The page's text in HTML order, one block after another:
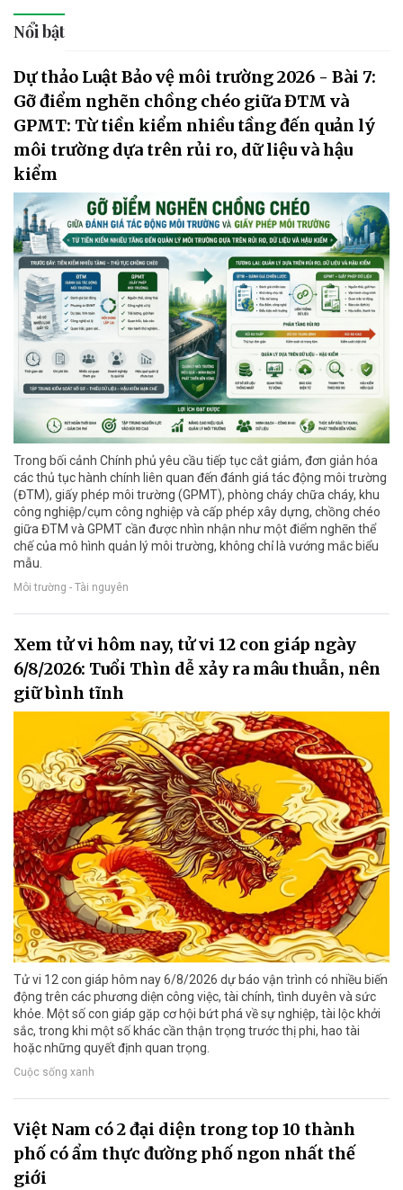
Nổi bật
Dự thảo Luật Bảo vệ môi trường 2026 - Bài 7:
Gỡ điểm nghẽn chồng chéo giữa ĐTM và
GPMT: Từ tiền kiểm nhiều tầng đến quản lý
môi trường dựa trên rủi ro, dữ liệu và hậu
kiểm
Trong bối cảnh Chính phủ yêu cầu tiếp tục cắt giảm, đơn giản hóa
các thủ tục hành chính liên quan đến đánh giá tác động môi trường
(ĐTM), giấy phép môi trường (GPMT), phòng cháy chữa cháy, khu
công nghiệp/cụm công nghiệp và cấp phép xây dựng, chồng chéo
giữa ĐTM và GPMT cần được nhìn nhận như một điểm nghẽn thể
chế của mô hình quản lý môi trường, không chỉ là vướng mắc biểu
mẫu.
Môi trường - Tài nguyên
Xem tử vi hôm nay, tử vi 12 con giáp ngày
6/8/2026: Tuổi Thìn dễ xảy ra mâu thuẫn, nên
giữ bình tĩnh
Tử vi 12 con giáp hôm nay 6/8/2026 dự báo vận trình có nhiều biến
động trên các phương diện công việc, tài chính, tình duyên và sức
khỏe. Một số con giáp gặp cơ hội bứt phá về sự nghiệp, tài lộc khởi
sắc, trong khi một số khác cần thận trọng trước thị phi, hao tài
hoặc những quyết định quan trọng.
Cuộc sống xanh
Việt Nam có 2 đại diện trong top 10 thành
phố có ẩm thực đường phố ngon nhất thế
giới